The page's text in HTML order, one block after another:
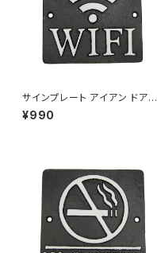
サインプレート アイアン ドアプ
レート 案内 Wi-Fiスポット WIF
I ブラック
¥990